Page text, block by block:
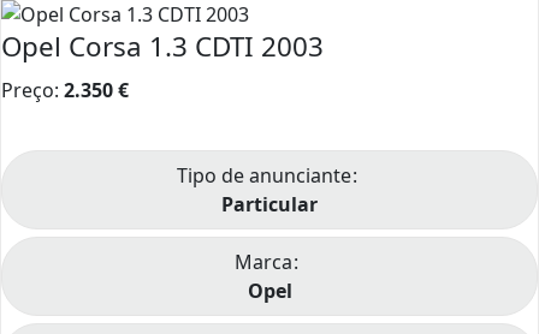
Opel Corsa 1.3 CDTI 2003
Preço: 2.350€
Tipo de anunciante
Particular
Marca
Opel